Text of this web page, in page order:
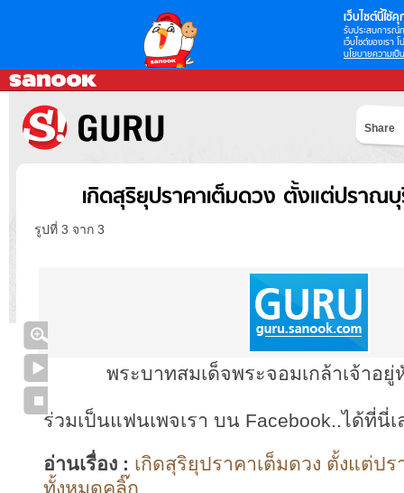
เว็บไซต์นี้ใช้คุ
รับประสบการณ์
เว็บไซต์ของเรา
นโยบายความเป็
Share
เกิดสุริยุปราคาเต็มดวง ตั้งแต่ปราณ
รูปที่ 3 จาก 3
พระบาทสมเด็จพระจอมเกล้าเจ้าอ
ร่วมเป็นแฟนเพจเรา บน Facebook..ได้ที่นี่เ
อ่านเรื่อง : เกิดสุริยุปราคาเต็มดวง ตั้งแต่ป
ทั้งหมดคลิ๊ก